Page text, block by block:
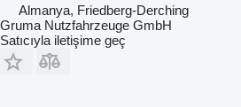
Almanya, Friedberg-Derching
Gruma Nutzfahrzeuge GmbH
Satıcıyla iletişime geç